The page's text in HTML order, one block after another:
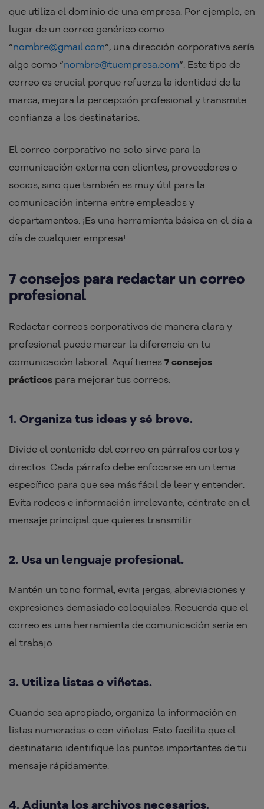
que utiliza el dominio de una empresa. Por ejemplo, en
lugar de un correo genérico como
“nombre@gmail.com“, una dirección corporativa sería
algo como “nombre@tuempresa.com“. Este tipo de
correo es crucial porque refuerza la identidad de la
marca, mejora la percepción profesional y transmite
confianza a los destinatarios.
El correo corporativo no solo sirve para la
comunicación externa con clientes, proveedores o
socios, sino que también es muy útil para la
comunicación interna entre empleados y
departamentos. ¡Es una herramienta básica en el día a
día de cualquier empresa!
7 consejos para redactar un correo
profesional
Redactar correos corporativos de manera clara y
profesional puede marcar la diferencia en tu
comunicación laboral. Aquí tienes 7 consejos
prácticos para mejorar tus correos:
1. Organiza tus ideas y sé breve.
Divide el contenido del correo en párrafos cortos y
directos. Cada párrafo debe enfocarse en un tema
específico para que sea más fácil de leer y entender.
Evita rodeos e información irrelevante; céntrate en el
mensaje principal que quieres transmitir.
2. Usa un lenguaje profesional.
Mantén un tono formal, evita jergas, abreviaciones y
expresiones demasiado coloquiales. Recuerda que el
correo es una herramienta de comunicación seria en
el trabajo.
3. Utiliza listas o viñetas.
Cuando sea apropiado, organiza la información en
listas numeradas o con viñetas. Esto facilita que el
destinatario identifique los puntos importantes de tu
mensaje rápidamente.
4. Adjunta los archivos necesarios.